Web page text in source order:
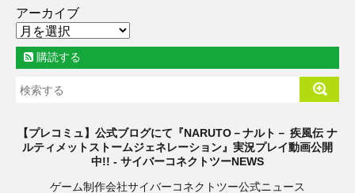
アーカイブ
購読する
【プレコミュ】公式ブログにて『NARUTO－ナルト－ 疾風伝 ナ
ルティメットストームジェネレーション』実況プレイ動画公開
中!! - サイバーコネクトツーNEWS
ゲーム制作会社サイバーコネクトツー公式ニュース